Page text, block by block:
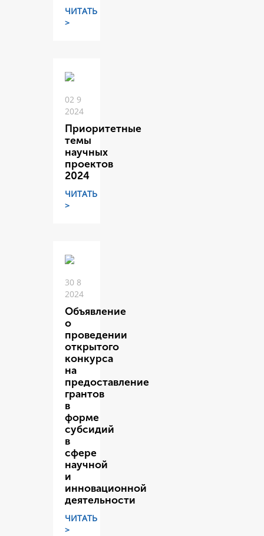
ЧИТАТЬ
>
02 9
2024
Приоритетные
темы
научных
проектов
2024
ЧИТАТЬ
>
30 8
2024
Объявление
о
проведении
открытого
конкурса
на
предоставление
грантов
в
форме
субсидий
в
сфере
научной
и
инновационной
деятельности
ЧИТАТЬ
>